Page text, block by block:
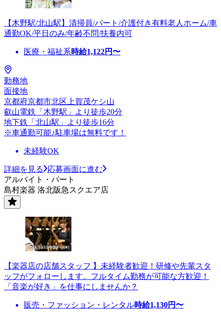
【木野駅/北山駅】清掃員/パート/介護付き有料老人ホーム/車
通勤OK/平日のみ/年齢不問/扶養内可
医療・福祉系時給1,122円〜
勤務地
面接地
京都府京都市北区上賀茂ケシ山
叡山電鉄「木野駅」より徒歩20分
地下鉄「北山駅」より徒歩16分
※車通勤可能♪駐車場は無料です！
未経験OK
詳細を見る
応募画面に進む
アルバイト・パート
島村楽器 洛北阪急スクエア店
【楽器店の店舗スタッフ 】未経験者歓迎！研修や先輩スタ
ッフがフォローします。フルタイム勤務が可能な方歓迎！
「音楽が好き」を仕事にしませんか？
販売・ファッション・レンタル時給1,130円〜